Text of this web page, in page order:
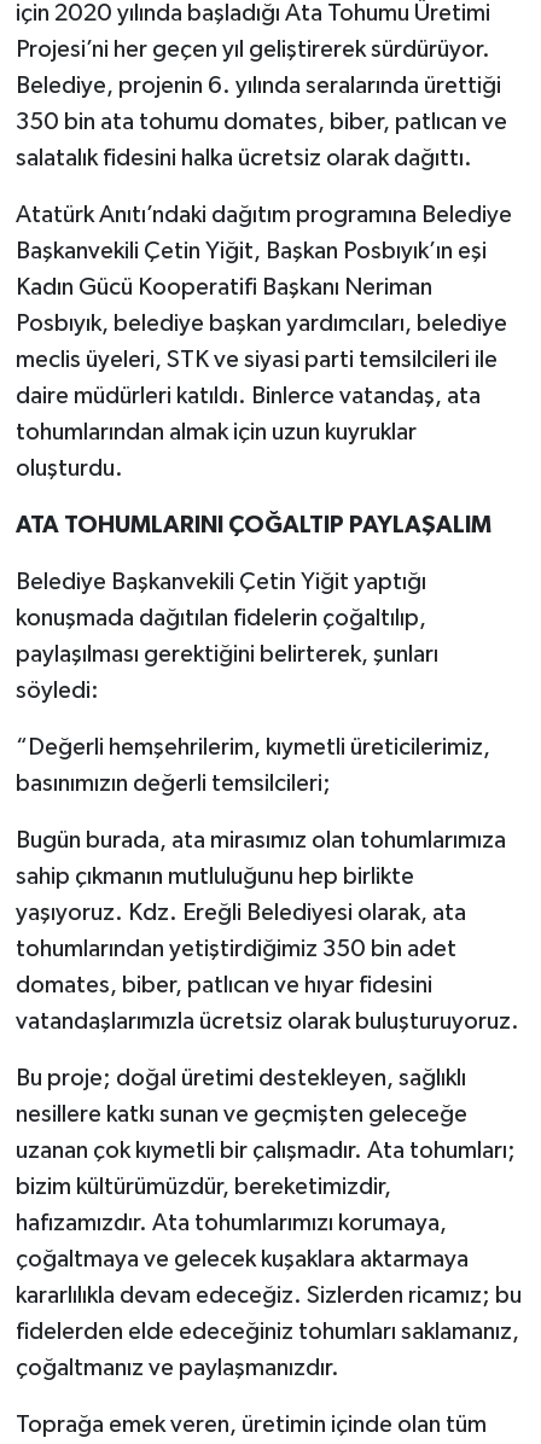
için 2020 yılında başladığı Ata Tohumu Üretimi
Projesi’ni her geçen yıl geliştirerek sürdürüyor.
Belediye, projenin 6. yılında seralarında ürettiği
350 bin ata tohumu domates, biber, patlıcan ve
salatalık fidesini halka ücretsiz olarak dağıttı.
Atatürk Anıtı’ndaki dağıtım programına Belediye
Başkanvekili Çetin Yiğit, Başkan Posbıyık’ın eşi
Kadın Gücü Kooperatifi Başkanı Neriman
Posbıyık, belediye başkan yardımcıları, belediye
meclis üyeleri, STK ve siyasi parti temsilcileri ile
daire müdürleri katıldı. Binlerce vatandaş, ata
tohumlarından almak için uzun kuyruklar
oluşturdu.
ATA TOHUMLARINI ÇOĞALTIP PAYLAŞALIM
Belediye Başkanvekili Çetin Yiğit yaptığı
konuşmada dağıtılan fidelerin çoğaltılıp,
paylaşılması gerektiğini belirterek, şunları
söyledi:
“Değerli hemşehrilerim, kıymetli üreticilerimiz,
basınımızın değerli temsilcileri;
Bugün burada, ata mirasımız olan tohumlarımıza
sahip çıkmanın mutluluğunu hep birlikte
yaşıyoruz. Kdz. Ereğli Belediyesi olarak, ata
tohumlarından yetiştirdiğimiz 350 bin adet
domates, biber, patlıcan ve hıyar fidesini
vatandaşlarımızla ücretsiz olarak buluşturuyoruz.
Bu proje; doğal üretimi destekleyen, sağlıklı
nesillere katkı sunan ve geçmişten geleceğe
uzanan çok kıymetli bir çalışmadır. Ata tohumları;
bizim kültürümüzdür, bereketimizdir,
hafızamızdır. Ata tohumlarımızı korumaya,
çoğaltmaya ve gelecek kuşaklara aktarmaya
kararlılıkla devam edeceğiz. Sizlerden ricamız; bu
fidelerden elde edeceğiniz tohumları saklamanız,
çoğaltmanız ve paylaşmanızdır.
Toprağa emek veren, üretimin içinde olan tüm
MAGAZİN
Resmi İlan
Sağlık
SİYASET
Ulusal
Yaşam